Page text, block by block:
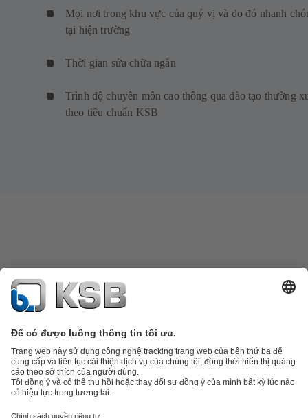
Mọi nơi trong khu vực của quý vị và do đó nhanh
tại hiện trường
Thời gian sửa chữa ngắn
Trình độ chuyên môn cao thông qua đào tạo thường
theo tiêu chuẩn KSB
Danh mục sản phẩmPhụ tùng thay thế